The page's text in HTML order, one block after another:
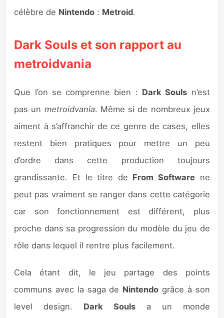
célèbre de Nintendo : Metroid.
Dark Souls et son rapport au
metroidvania
Que l’on se comprenne bien : Dark Souls n’est
pas un metroidvania. Même si de nombreux jeux
aiment à s’affranchir de ce genre de cases, elles
restent bien pratiques pour mettre un peu
d’ordre dans cette production toujours
grandissante. Et le titre de From Software ne
peut pas vraiment se ranger dans cette catégorie
car son fonctionnement est différent, plus
proche dans sa progression du modèle du jeu de
rôle dans lequel il rentre plus facilement.
Cela étant dit, le jeu partage des points
communs avec la saga de Nintendo grâce à son
level design. Dark Souls a un monde